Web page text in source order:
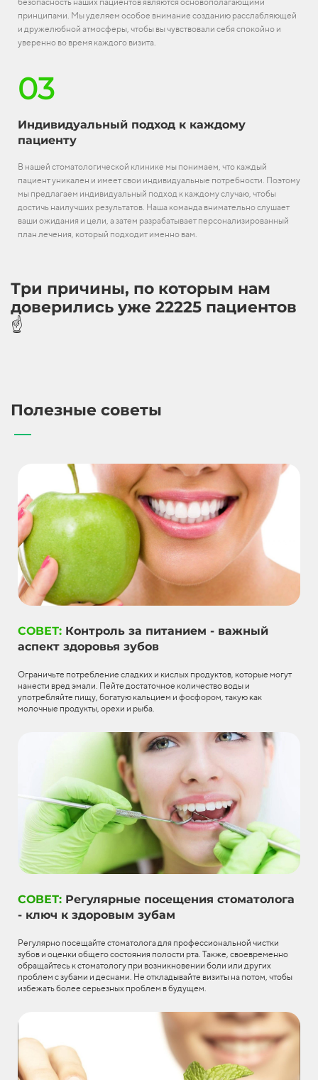
принципами. Мы уделяем особое внимание созданию расслабляющей
и дружелюбной атмосферы, чтобы вы чувствовали себя спокойно и
уверенно во время каждого визита.
03
Индивидуальный подход к каждому
пациенту
В нашей стоматологической клинике мы понимаем, что каждый
пациент уникален и имеет свои индивидуальные потребности. Поэтому
мы предлагаем индивидуальный подход к каждому случаю, чтобы
достичь наилучших результатов. Наша команда внимательно слушает
ваши ожидания и цели, а затем разрабатывает персонализированный
план лечения, который подходит именно вам.
Три причины, по которым нам
доверились уже 22225 пациентов
☝️
Полезные советы
СОВЕТ: Контроль за питанием - важный
аспект здоровья зубов
Ограничьте потребление сладких и кислых продуктов, которые могут
нанести вред эмали. Пейте достаточное количество воды и
употребляйте пищу, богатую кальцием и фосфором, такую как
молочные продукты, орехи и рыба.
СОВЕТ: Регулярные посещения стоматолога
- ключ к здоровым зубам
Регулярно посещайте стоматолога для профессиональной чистки
зубов и оценки общего состояния полости рта. Также, своевременно
обращайтесь к стоматологу при возникновении боли или других
проблем с зубами и деснами. Не откладывайте визиты на потом, чтобы
избежать более серьезных проблем в будущем.